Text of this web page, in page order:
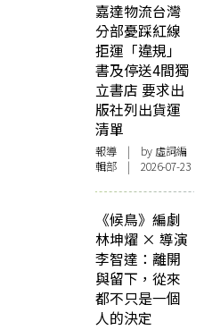
嘉達物流台灣
分部憂踩紅線
拒運「違規」
書及停送4間獨
立書店 要求出
版社列出貨運
清單
報導 | by 虛詞編
輯部 | 2026-07-23
《候鳥》編劇
林坤燿 × 導演
李智達：離開
與留下，從來
都不只是一個
人的決定